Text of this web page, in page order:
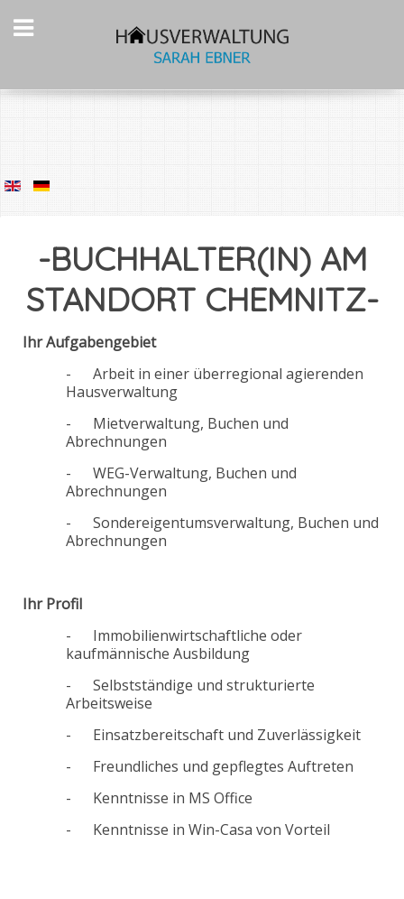
-BUCHHALTER(IN) AM
STANDORT CHEMNITZ-
Ihr Aufgabengebiet
- Arbeit in einer überregional agierenden
Hausverwaltung
- Mietverwaltung, Buchen und
Abrechnungen
- WEG-Verwaltung, Buchen und
Abrechnungen
- Sondereigentumsverwaltung, Buchen und
Abrechnungen
Ihr Profil
- Immobilienwirtschaftliche oder
kaufmännische Ausbildung
- Selbstständige und strukturierte
Arbeitsweise
- Einsatzbereitschaft und Zuverlässigkeit
- Freundliches und gepflegtes Auftreten
- Kenntnisse in MS Office
- Kenntnisse in Win-Casa von Vorteil